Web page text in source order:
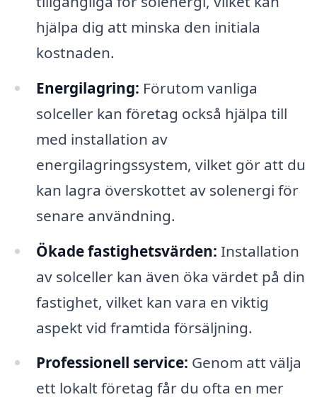
hjälpa dig att minska den initiala
kostnaden.
Energilagring: Förutom vanliga
solceller kan företag också hjälpa till
med installation av
energilagringssystem, vilket gör att du
kan lagra överskottet av solenergi för
senare användning.
Ökade fastighetsvärden: Installation
av solceller kan även öka värdet på din
fastighet, vilket kan vara en viktig
aspekt vid framtida försäljning.
Professionell service: Genom att välja
ett lokalt företag får du ofta en mer